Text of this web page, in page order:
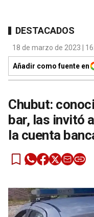
DESTACADOS
18 de marzo de 2023 |
Añadir como fuente en
Chubut:
bar, las invitó
la cuenta